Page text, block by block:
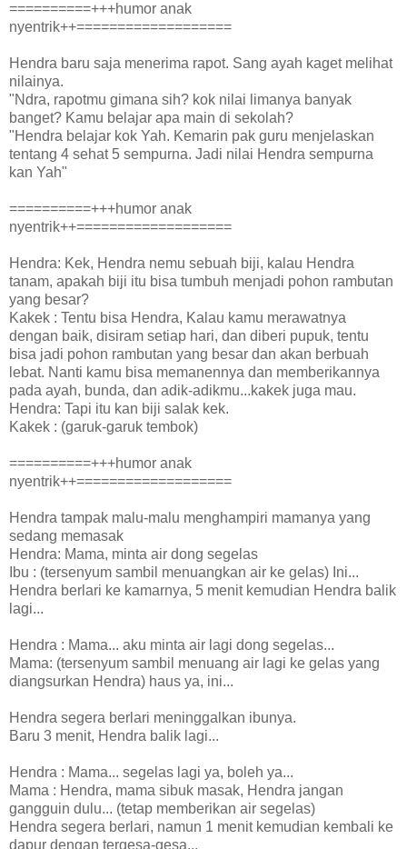
==========+++humor anak
nyentrik++===================
Hendra baru saja menerima rapot. Sang ayah kaget melihat
nilainya.
"Ndra, rapotmu gimana sih? kok nilai limanya banyak
banget? Kamu belajar apa main di sekolah?
"Hendra belajar kok Yah. Kemarin pak guru menjelaskan
tentang 4 sehat 5 sempurna. Jadi nilai Hendra sempurna
kan Yah"
==========+++humor anak
nyentrik++===================
Hendra: Kek, Hendra nemu sebuah biji, kalau Hendra
tanam, apakah biji itu bisa tumbuh menjadi pohon rambutan
yang besar?
Kakek : Tentu bisa Hendra, Kalau kamu merawatnya
dengan baik, disiram setiap hari, dan diberi pupuk, tentu
bisa jadi pohon rambutan yang besar dan akan berbuah
lebat. Nanti kamu bisa memanennya dan memberikannya
pada ayah, bunda, dan adik-adikmu...kakek juga mau.
Hendra: Tapi itu kan biji salak kek.
Kakek : (garuk-garuk tembok)
==========+++humor anak
nyentrik++===================
Hendra tampak malu-malu menghampiri mamanya yang
sedang memasak
Hendra: Mama, minta air dong segelas
Ibu : (tersenyum sambil menuangkan air ke gelas) Ini...
Hendra berlari ke kamarnya, 5 menit kemudian Hendra balik
lagi...
Hendra : Mama... aku minta air lagi dong segelas...
Mama: (tersenyum sambil menuang air lagi ke gelas yang
diangsurkan Hendra) haus ya, ini...
Hendra segera berlari meninggalkan ibunya.
Baru 3 menit, Hendra balik lagi...
Hendra : Mama... segelas lagi ya, boleh ya...
Mama : Hendra, mama sibuk masak, Hendra jangan
gangguin dulu... (tetap memberikan air segelas)
Hendra segera berlari, namun 1 menit kemudian kembali ke
dapur dengan tergesa-gesa...